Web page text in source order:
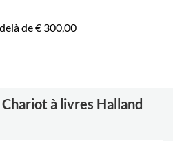
de € 300,00
à livres Halland